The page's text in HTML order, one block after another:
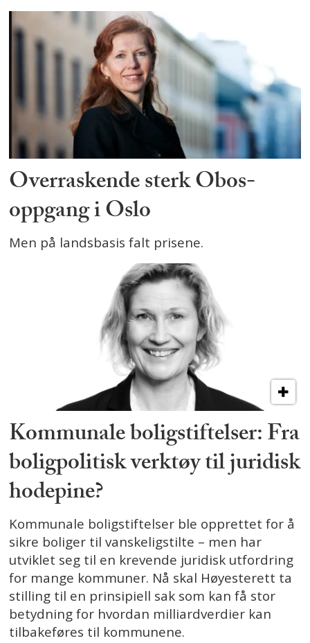
Overraskende sterk Obos-
oppgang i Oslo
Men på landsbasis falt prisene.
Kommunale boligstiftelser: Fra
boligpolitisk verktøy til juridisk
hodepine?
Kommunale boligstiftelser ble opprettet for å
sikre boliger til vanskeligstilte – men har
utviklet seg til en krevende juridisk utfordring
for mange kommuner. Nå skal Høyesterett ta
stilling til en prinsipiell sak som kan få stor
betydning for hvordan milliardverdier kan
tilbakeføres til kommunene.